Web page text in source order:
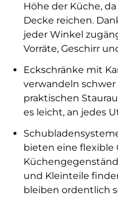
Höhe der Küche,
Decke reichen.
jeder Winkel
Vorräte, Geschirr
Eckschränke mit
verwandeln
praktischen
es leicht, an jedes
bieten eine flexible
und Kleinteile
bleiben ordentlich